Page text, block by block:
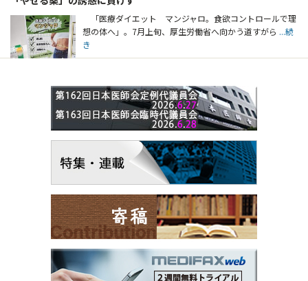
「医療ダイエット マンジャロ。食欲コントロールで理
想の体へ」。7月上旬、厚生労働省へ向かう道すがら ...続
き